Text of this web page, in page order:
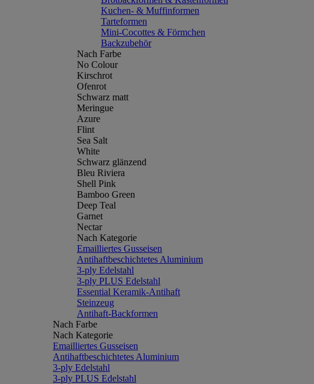
Kuchen- & Muffinformen
Tarteformen
Mini-Cocottes & Förmchen
Backzubehör
Nach Farbe
No Colour
Kirschrot
Ofenrot
Schwarz matt
Meringue
Azure
Flint
Sea Salt
White
Schwarz glänzend
Bleu Riviera
Shell Pink
Bamboo Green
Deep Teal
Garnet
Nectar
Nach Kategorie
Emailliertes Gusseisen
Antihaftbeschichtetes Aluminium
3-ply Edelstahl
3-ply PLUS Edelstahl
Essential Keramik-Antihaft
Steinzeug
Antihaft-Backformen
Nach Farbe
Nach Kategorie
Emailliertes Gusseisen
Antihaftbeschichtetes Aluminium
3-ply Edelstahl
3-ply PLUS Edelstahl